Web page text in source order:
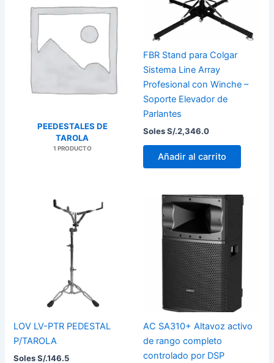
PEEDESTALES DE
TAROLA
1 PRODUCTO
FBR Stand para Colgar
Sistema Line Array
Profesional con Winche –
Soporte Elevador de
Parlantes
Soles S/.2,346.0
Añadir al carrito
LOV LV-PTR PEDESTAL
P/TAROLA
Soles S/.146.5
AC SA310+ Altavoz activo
de rango completo
controlado por DSP